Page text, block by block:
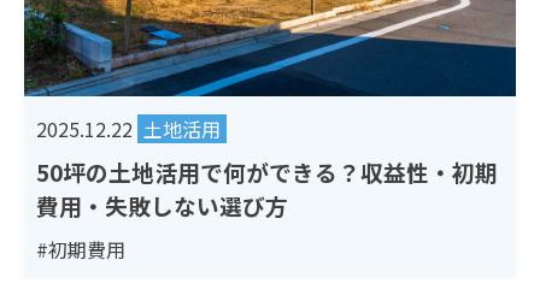
2025.12.22 土地活用
50坪の土地活用で何ができる？収益性・初期
費用・失敗しない選び方
#初期費用